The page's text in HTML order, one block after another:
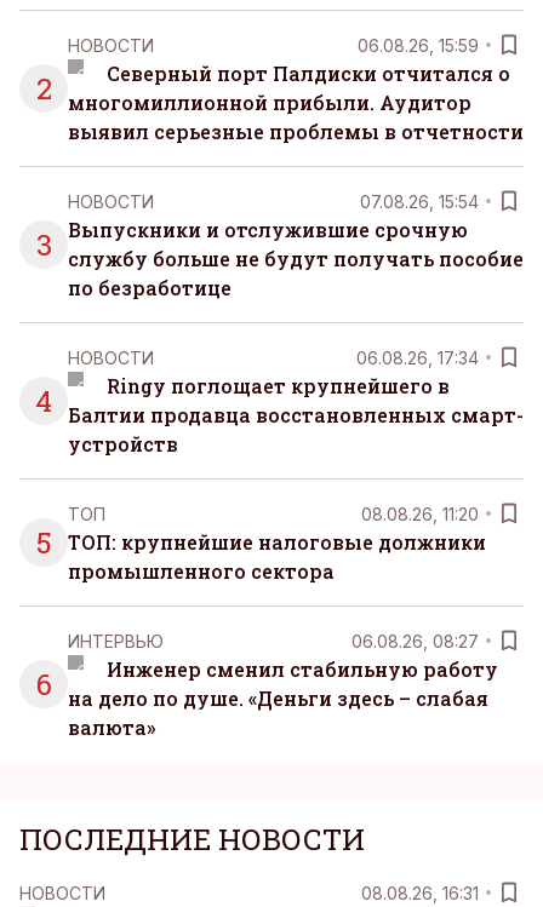
2
НОВОСТИ 06.08.26, 15:59
Северный порт Палдиски отчитался о
многомиллионной прибыли. Аудитор
выявил серьезные проблемы в отчетности
3
НОВОСТИ 07.08.26, 15:54
Выпускники и отслужившие срочную
службу больше не будут получать пособие
по безработице
4
НОВОСТИ 06.08.26, 17:34
Ringy поглощает крупнейшего в
Балтии продавца восстановленных смарт-
устройств
5
ТОП 08.08.26, 11:20
ТОП: крупнейшие налоговые должники
промышленного сектора
6
ИНТЕРВЬЮ 06.08.26, 08:27
Инженер сменил стабильную работу
на дело по душе. «Деньги здесь – слабая
валюта»
ПОСЛЕДНИЕ НОВОСТИ
НОВОСТИ 08.08.26, 16:31